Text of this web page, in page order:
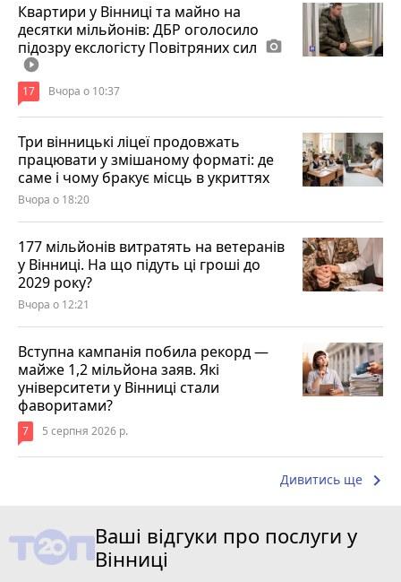
Квартири у Вінниці та майно на
десятки мільйонів: ДБР оголосило
підозру екслогісту Повітряних сил photo_camera
play_circle_filled
17 Вчора о 10:37
Три вінницькі ліцеї продовжать
працювати у змішаному форматі: де
саме і чому бракує місць в укриттях
Вчора о 18:20
177 мільйонів витратять на ветеранів
у Вінниці. На що підуть ці гроші до
2029 року?
Вчора о 12:21
Вступна кампанія побила рекорд —
майже 1,2 мільйона заяв. Які
університети у Вінниці стали
фаворитами?
7 5 серпня 2026 р.
Дивитись ще keyboard_arrow_right
Ваші відгуки про послуги у
Вінниці